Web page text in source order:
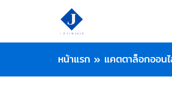
หน้าแรก » แคตตาล็อกออน